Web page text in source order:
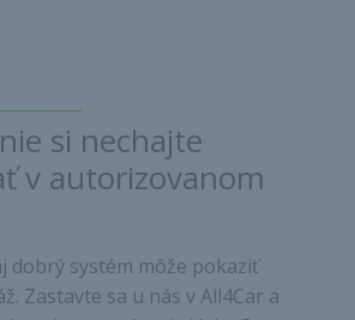
si nechajte
v autorizovanom
dobrý systém môže pokaziť
Zastavte sa u nás v All4Car a